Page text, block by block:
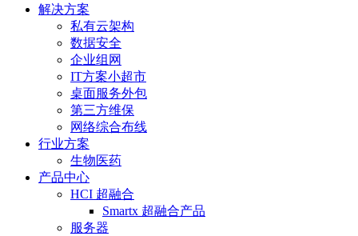
解决方案
私有云架构
数据安全
企业组网
IT方案小超市
桌面服务外包
第三方维保
网络综合布线
行业方案
生物医药
产品中心
HCI 超融合
Smartx 超融合产品
服务器